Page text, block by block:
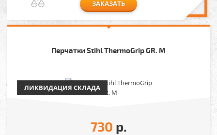
ЗАКАЗАТЬ
Перчатки Stihl ThermoGrip GR. M
ЛИКВИДАЦИЯ СКЛАДА
730 р.